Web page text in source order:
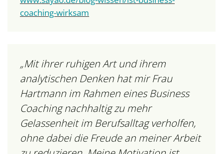
coaching-wirksam
„Mit ihrer ruhigen Art und ihrem
analytischen Denken hat mir Frau
Hartmann im Rahmen eines Business
Coaching nachhaltig zu mehr
Gelassenheit im Berufsalltag verholfen,
ohne dabei die Freude an meiner Arbeit